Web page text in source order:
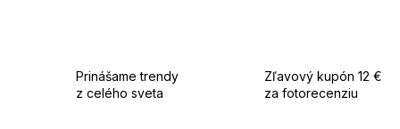
Prinášame trendy
z celého sveta
Zľavový kupón 12 €
za fotorecenziu